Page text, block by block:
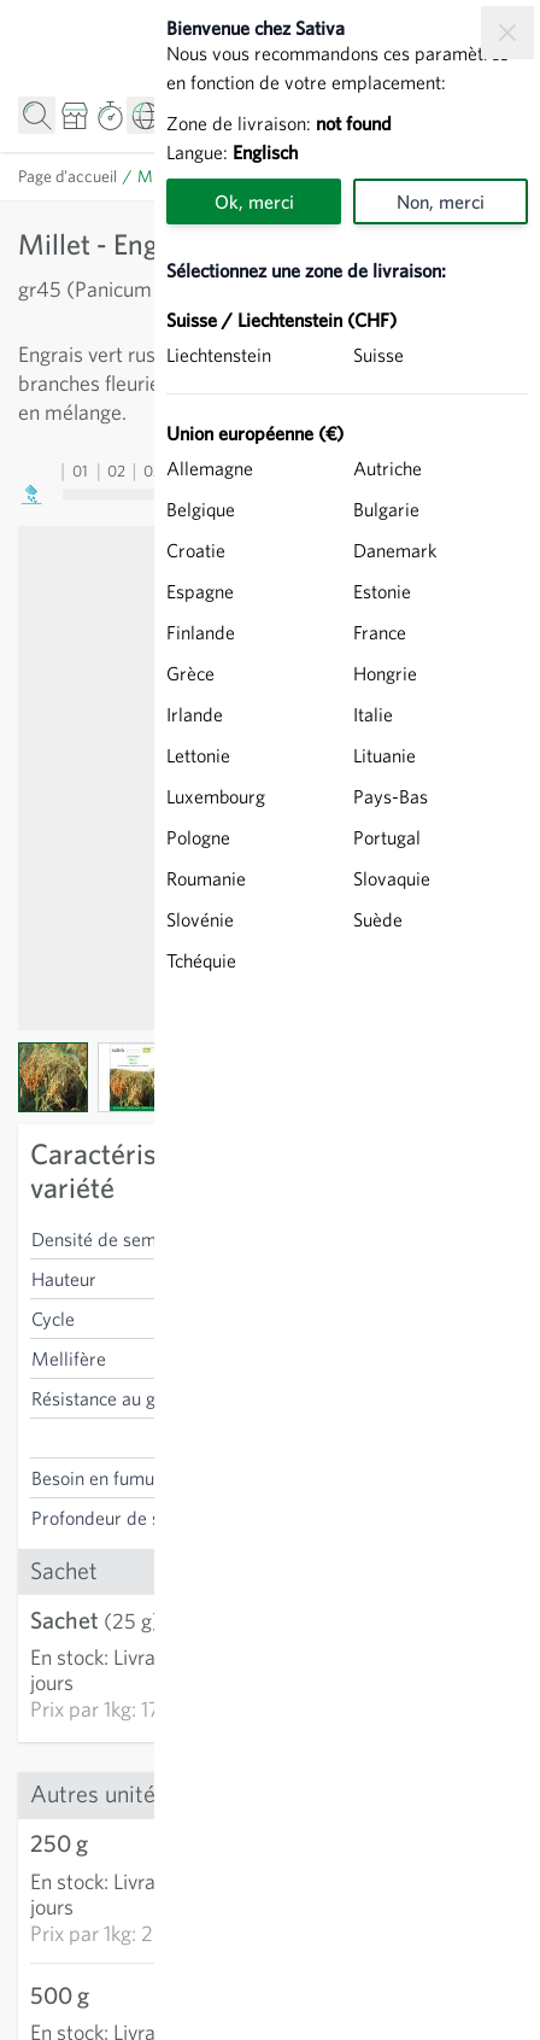
Bienvenue chez Sativa
Nous vous recommandons ces paramètres
en fonction de votre emplacement:
Zone de livraison: not found
Langue: Englisch
Ok, merci Non, merci
Sélectionnez une zone de livraison:
Suisse / Liechtenstein (CHF)
Liechtenstein
Suisse
Union européenne (€)
Allemagne
Autriche
Belgique
Bulgarie
Croatie
Danemark
Espagne
Estonie
Finlande
France
Grèce
Hongrie
Irlande
Italie
Lettonie
Lituanie
Luxembourg
Pays-Bas
Pologne
Portugal
Roumanie
Slovaquie
Slovénie
Suède
Tchéquie
Page d’accueil / Millet - Engrais vert
Millet - Engrais vert
gr45 (Panicum miliaceum)
Engrais vert rustique à croissance rapide (120 jours). Les
branches fleuries sont décoratives. Peut aussi être utilisé
en mélange.
01 02 03 04 05 06 09 10
View larger imageView larger image
Caractéristiques spécifiques à la
variété
Densité de semis
Hauteur
Cycle
Mellifère
Résistance au gel
Besoin en fumure
Profondeur de semis
Sachet
Sachet (25 g)
En stock: Livraison 2-4
jours
Prix par1kg: 174.42 CHF
Autres unités
250 g
En stock: Livraison 2-4
jours
Prix par1kg: 29.14 CHF
500 g
En stock: Livraison 2-4